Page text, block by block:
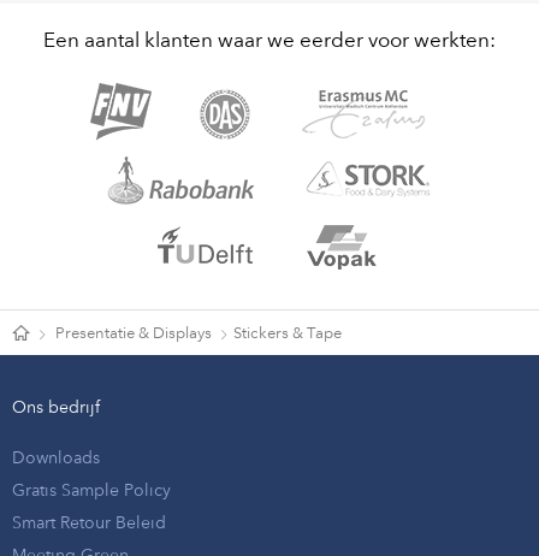
Een aantal klanten waar we eerder voor werkten:
Presentatie & Displays Stickers & Tape
Ons bedrijf
Downloads
Gratis Sample Policy
Smart Retour Beleid